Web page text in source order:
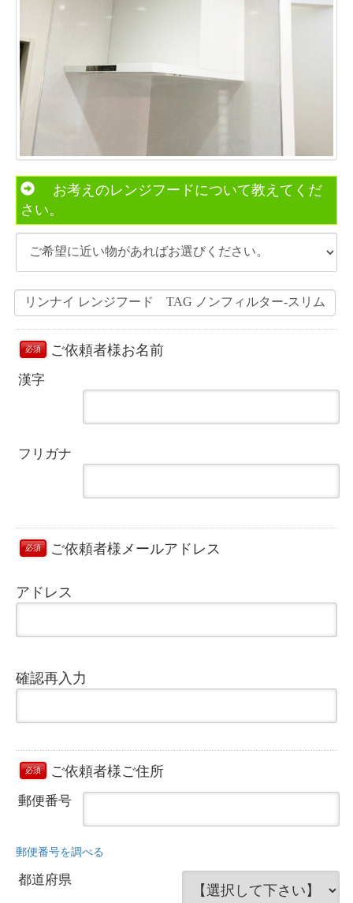
お考えのレンジフードについて教えてくだ
さい。
必須 ご依頼者様お名前
漢字
フリガナ
必須 ご依頼者様メールアドレス
アドレス
確認再入力
必須 ご依頼者様ご住所
郵便番号
郵便番号を調べる
都道府県